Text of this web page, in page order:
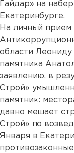
Гайдар» на
Екатеринбурге.
На личный
области
памятника
заявлению, в
Строй»
памятник:
давно мешает
Строй» по
Января в